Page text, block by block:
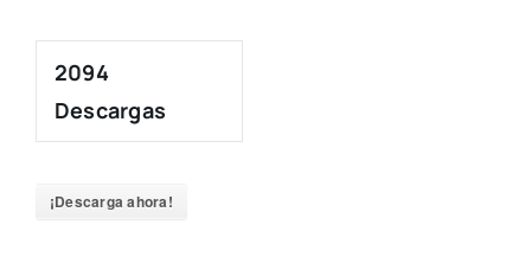
2094
Descargas
¡Descarga ahora!